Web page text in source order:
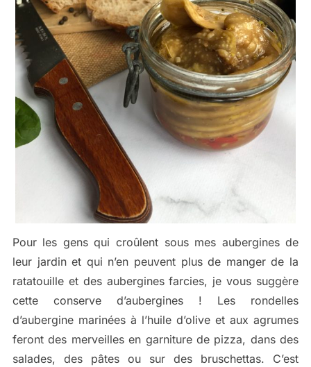
Pour les gens qui croûlent sous mes aubergines de
leur jardin et qui n’en peuvent plus de manger de la
ratatouille et des aubergines farcies, je vous suggère
cette conserve d’aubergines ! Les rondelles
d’aubergine marinées à l’huile d’olive et aux agrumes
feront des merveilles en garniture de pizza, dans des
salades, des pâtes ou sur des bruschettas. C’est